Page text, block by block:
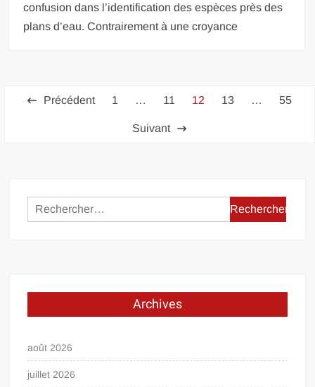
confusion dans l’identification des espèces près des
plans d’eau. Contrairement à une croyance
Pagination
Précédent 1 … 11 12 13 … 55
Suivant
Rechercher :
Archives
août 2026
juillet 2026